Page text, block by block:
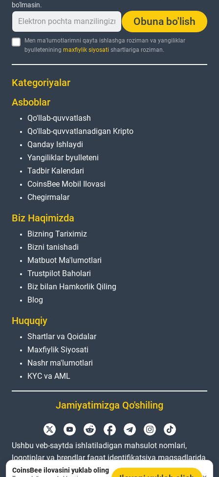
bo'lmasin.
Obuna bo'lish
Men ma'lumotlarimni qayta ishlashga roziman va yangiliklar
byulleteniningmaxfiylik siyosati shartlariga roziman.
Kategoriyalar
Asboblar
Qo'llab-quvvatlash
Qo'llab-quvvatlanadigan Kripto
Qanday Ishlaydi
Yangiliklar byulleteni
Tadbir Kalendari
CoinsBee Mobil Ilovasi
Chegirmalar
Biz Haqimizda
Bizning Tariximiz
Bizni tanishadi
Matbuot Ma'lumotlari
Trustpilot Baholari
Biz bilan Hamkorlik Qiling
Blog
Huquqiy
Shartlar va Qoidalar
Maxfiylik Siyosati
Nashr ma'lumotlari
KYC va AML
Jamiyatimizga Qo'shiling
Ushbu veb-saytda ishlatiladigan mahsulot nomlari,
logotiplar va brendlar faqat identifikatsiya maqsadlarida
keltirilgan. Barcha savdo belgilar va ro'yxatdan o'tgan
CoinsBee ilovasini yuklab oling